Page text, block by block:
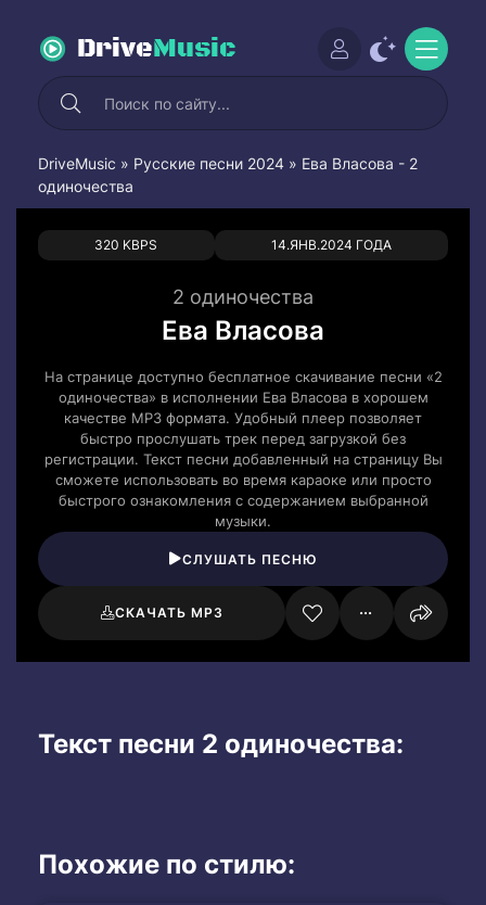
DriveMusic
DriveMusic » Русские песни 2024 » Ева Власова - 2
одиночества
320 KBPS 14.ЯНВ.2024 ГОДА
0 0
2 одиночества
Ева Власова
На странице доступно бесплатное скачивание песни «2
одиночества» в исполнении Ева Власова в хорошем
качестве MP3 формата. Удобный плеер позволяет
быстро прослушать трек перед загрузкой без
регистрации. Текст песни добавленный на страницу Вы
сможете использовать во время караоке или просто
быстрого ознакомления с содержанием выбранной
музыки.
СЛУШАТЬ ПЕСНЮ
СКАЧАТЬ MP3
Текст песни 2 одиночества:
Похожие по стилю: